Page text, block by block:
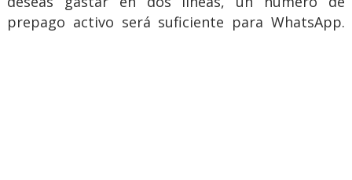
prepago activo será suficiente para WhatsApp.